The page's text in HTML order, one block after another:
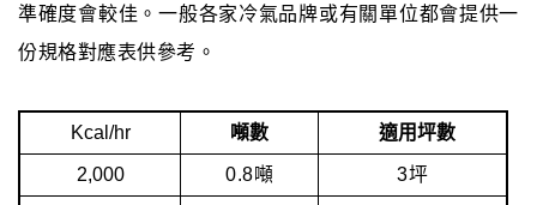
準確度會較佳。一般各家冷氣品牌或有關單位都會提供一
份規格對應表供參考。
Kcal/hr 噸數 適用坪數
2,000 0.8噸 3坪